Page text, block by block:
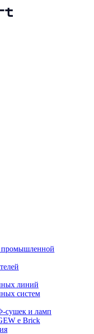
промышленной
линий
систем
сушек и ламп
e Brick